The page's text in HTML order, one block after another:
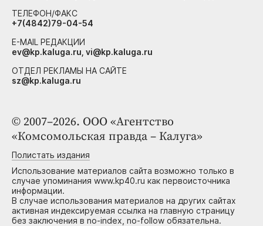
© 2007–2026. ООО «Агентство
«Комсомольская правда – Калуга»
Полистать издания
Использование материалов сайта возможно только в
случае упоминания www.kp40.ru как первоисточника
информации.
В случае использования материалов на других сайтах
активная индексируемая ссылка на главную страницу
без заключения в no-index, no-follow обязательна.
ТЕЛЕФОН/ФАКС
+7(4842)79-04-54
E-MAIL РЕДАКЦИИ
ev@kp.kaluga.ru, vi@kp.kaluga.ru
ОТДЕЛ РЕКЛАМЫ НА САЙТЕ
sz@kp.kaluga.ru